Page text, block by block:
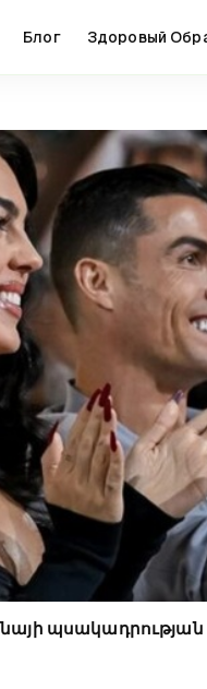
Блог Здоровый